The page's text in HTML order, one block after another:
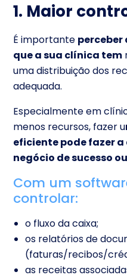
1. Maior
É importante perceber
que a sua clínica tem
uma distribuição dos
adequada.
Especialmente em
menos recursos, fazer u
eficiente pode fazer
negócio de sucesso
Com um
controlar:
o fluxo da caixa;
os relatórios de
(faturas/recibos/
as receitas